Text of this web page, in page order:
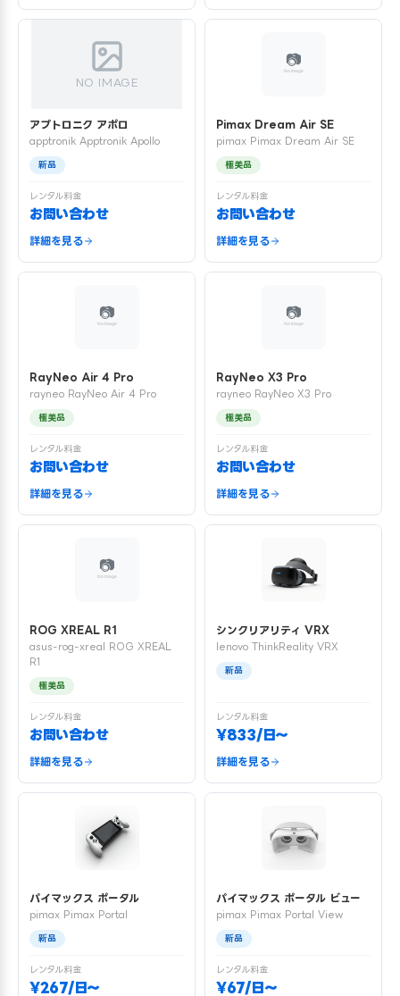
NO IMAGE
アプトロニク アポロ
apptronik Apptronik Apollo
新品
レンタル料金
お問い合わせ
詳細を見る
Pimax Dream Air SE
pimax Pimax Dream Air SE
極美品
レンタル料金
お問い合わせ
詳細を見る
RayNeo Air 4 Pro
rayneo RayNeo Air 4 Pro
極美品
レンタル料金
お問い合わせ
詳細を見る
RayNeo X3 Pro
rayneo RayNeo X3 Pro
極美品
レンタル料金
お問い合わせ
詳細を見る
ROG XREAL R1
asus-rog-xreal ROG XREAL
R1
極美品
レンタル料金
お問い合わせ
詳細を見る
シンクリアリティ VRX
lenovo ThinkReality VRX
新品
レンタル料金
¥833/日〜
詳細を見る
パイマックス ポータル
pimax Pimax Portal
新品
レンタル料金
¥267/日〜
パイマックス ポータル ビュー
pimax Pimax Portal View
新品
レンタル料金
¥67/日〜